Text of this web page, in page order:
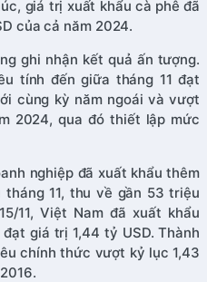
giá trị xuất khẩu cà phê đã
của cả năm 2024.
ghi nhận kết quả ấn tượng.
tính đến giữa tháng 11 đạt
cùng kỳ năm ngoái và vượt
2024, qua đó thiết lập mức
nghiệp đã xuất khẩu thêm
11, thu về gần 53 triệu
11, Việt Nam đã xuất khẩu
giá trị 1,44 tỷ USD. Thành
chính thức vượt kỷ lục 1,43